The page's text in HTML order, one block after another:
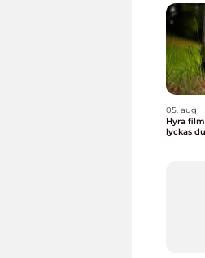
05. aug
Hyra
lyckas